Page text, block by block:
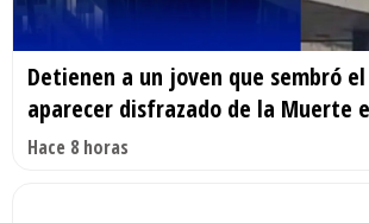
Detienen a un joven que sembró
aparecer disfrazado de la Muerte
Hace 8 horas